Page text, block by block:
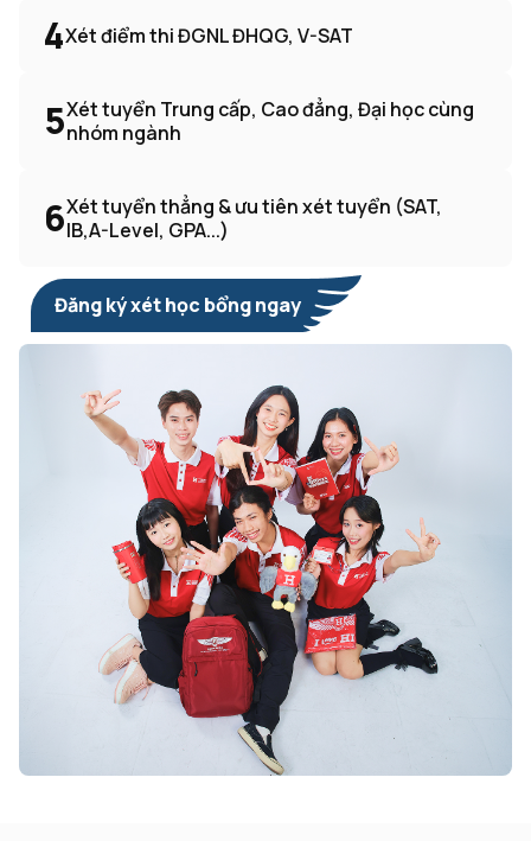
4Xét điểm thi ĐGNL ĐHQG, V-SAT
5Xét tuyển Trung cấp, Cao đẳng, Đại học cùng
nhóm ngành
6Xét tuyển thẳng & ưu tiên xét tuyển (SAT,
IB,A-Level, GPA...)
Đăng ký xét học bổng ngay